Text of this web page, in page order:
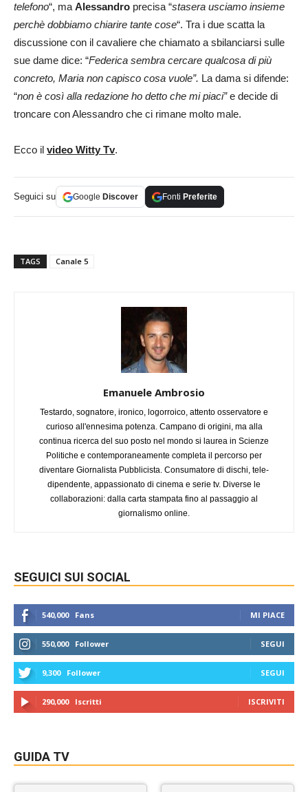
telefono“, maAlessandro precisa “stasera usciamo insieme
perchè dobbiamo chiarire tante cose“. Tra i due scatta la
discussione con il cavaliere che chiamato a sbilanciarsi sulle
sue dame dice: “Federica sembra cercare qualcosa di più
concreto, Maria non capisco cosa vuole”. La dama si difende:
“non è così alla redazione ho detto che mi piaci”e decide di
troncare con Alessandro che ci rimane molto male.
Ecco il video Witty Tv.
Seguici su Google Discover Fonti Preferite
TAGS Canale 5
Emanuele Ambrosio
Testardo, sognatore, ironico, logorroico, attento osservatore e
curioso all'ennesima potenza. Campano di origini, ma alla
continua ricerca del suo posto nel mondo si laurea in Scienze
Politiche e contemporaneamente completa il percorso per
diventare Giornalista Pubblicista. Consumatore di dischi, tele-
dipendente, appassionato di cinema e serie tv. Diverse le
collaborazioni: dalla carta stampata fino al passaggio al
giornalismo online.
SEGUICI SUI SOCIAL
540,000 Fans MI PIACE
550,000 Follower SEGUI
9,300 Follower SEGUI
290,000 Iscritti ISCRIVITI
GUIDA TV